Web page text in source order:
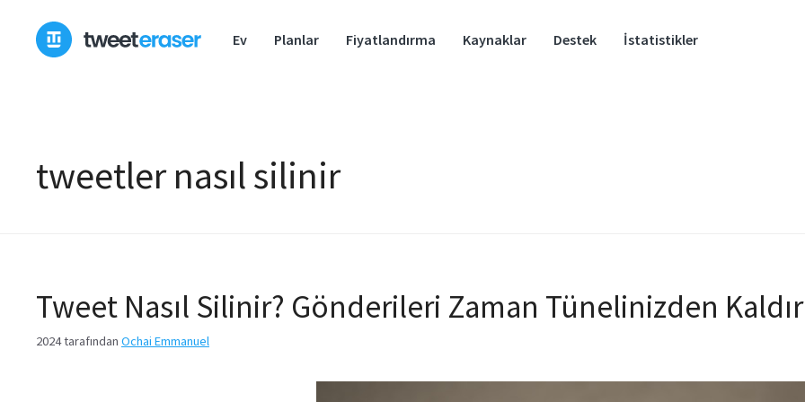
Ev Planlar Fiyatlandırma Kaynaklar Destek İstatistikler
tweetler nasıl silinir
Tweet Nasıl Silinir? Gönderileri Zaman Tünelinizden
2024tarafından Ochai Emmanuel